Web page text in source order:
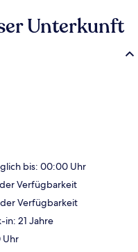
Unterkunft
bis: 00:00 Uhr
Verfügbarkeit
Verfügbarkeit
21 Jahre
Uhr